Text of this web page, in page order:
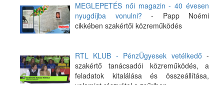
MEGLEPETÉS női magazin - 40 évesen
nyugdíjba vonulni? - Papp Noémi
cikkében szakértői közreműködés
RTL KLUB - PénzÜgyesek vetélkedő -
szakértő tanácsadói közreműködés, a
feladatok kitalálása és összeállítása,